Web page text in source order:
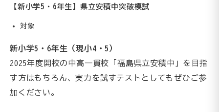
【新小学5・6年生】県立安積中突破模試
対象
新小学5・6年生（現小4・5）
2025年度開校の中高一貫校「福島県立安積中」を目指
す方はもちろん、実力を試すテストとしてもぜひご参
加ください。